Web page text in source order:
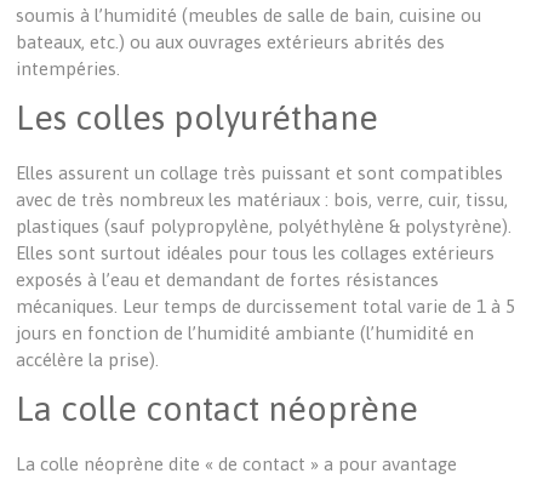
soumis à l’humidité (meubles de salle de bain, cuisine ou
bateaux, etc.) ou aux ouvrages extérieurs abrités des
intempéries.
Les colles polyuréthane
Elles assurent un collage très puissant et sont compatibles
avec de très nombreux les matériaux : bois, verre, cuir, tissu,
plastiques (sauf polypropylène, polyéthylène & polystyrène).
Elles sont surtout idéales pour tous les collages extérieurs
exposés à l’eau et demandant de fortes résistances
mécaniques. Leur temps de durcissement total varie de 1 à 5
jours en fonction de l’humidité ambiante (l’humidité en
accélère la prise).
La colle contact néoprène
La colle néoprène dite « de contact » a pour avantage